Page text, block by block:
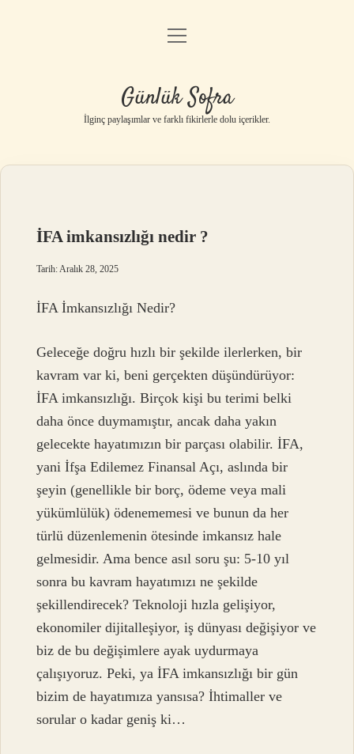
Anasayfa
Yasal Uyarı
menüyü
Günlük Sofra
İlginç paylaşımlar ve farklı fikirlerle dolu içerikler.
İFA imkansızlığı nedir ?
Tarih: Aralık 28, 2025
İFA İmkansızlığı Nedir?
Geleceğe doğru hızlı bir şekilde ilerlerken, bir
kavram var ki, beni gerçekten düşündürüyor:
İFA imkansızlığı. Birçok kişi bu terimi belki
daha önce duymamıştır, ancak daha yakın
gelecekte hayatımızın bir parçası olabilir. İFA,
yani İfşa Edilemez Finansal Açı, aslında bir
şeyin (genellikle bir borç, ödeme veya mali
yükümlülük) ödenememesi ve bunun da her
türlü düzenlemenin ötesinde imkansız hale
gelmesidir. Ama bence asıl soru şu: 5-10 yıl
sonra bu kavram hayatımızı ne şekilde
şekillendirecek? Teknoloji hızla gelişiyor,
ekonomiler dijitalleşiyor, iş dünyası değişiyor ve
biz de bu değişimlere ayak uydurmaya
çalışıyoruz. Peki, ya İFA imkansızlığı bir gün
bizim de hayatımıza yansısa? İhtimaller ve
sorular o kadar geniş ki…